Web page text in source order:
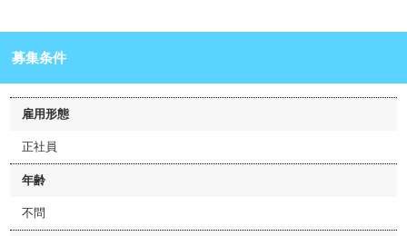
募集条件
雇用形態
正社員
年齢
不問